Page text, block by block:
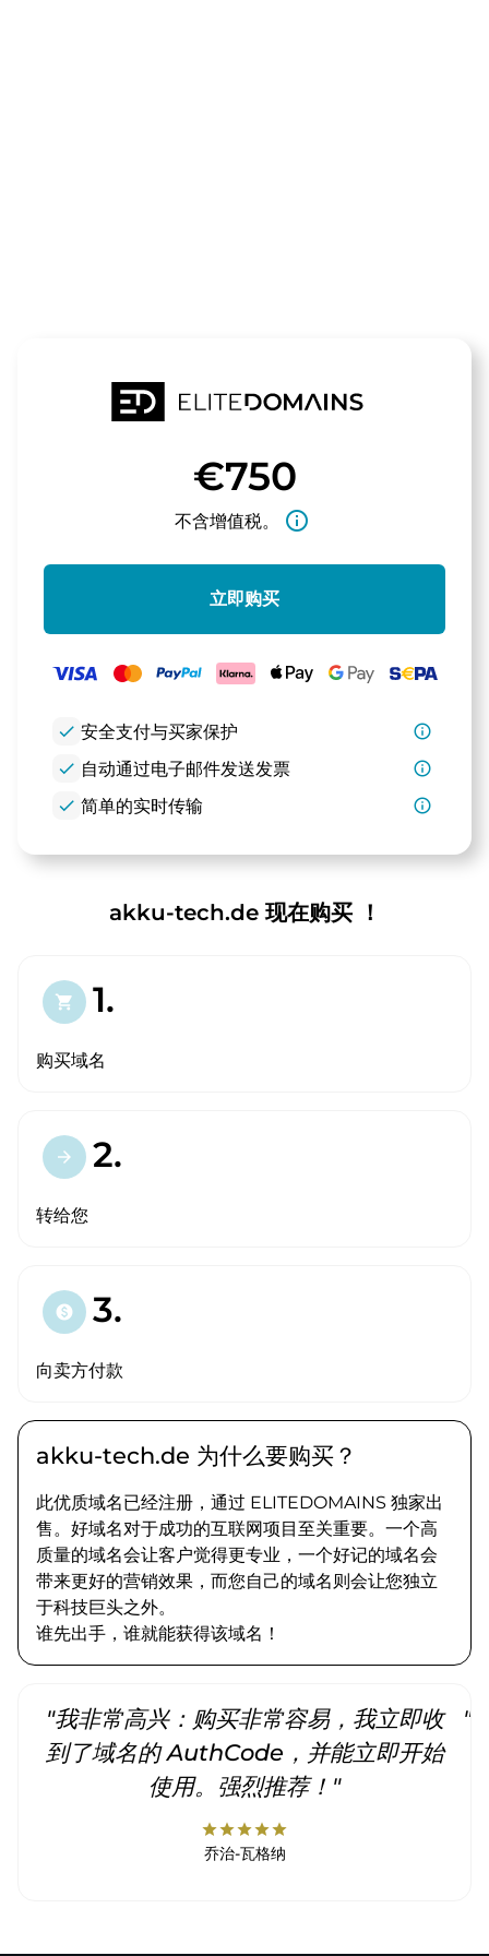
€750
不含增值税。 info_outline
立即购买
check 安全支付与买家保护
info_outline
check 自动通过电子邮件发送发票
info_outline
check 简单的实时传输 info_outline
akku-tech.de 现在购买 ！
shopping_cart 1.
购买域名
arrow_forward 2.
转给您
paid 3.
向卖方付款
akku-tech.de 为什么要购买？
此优质域名已经注册，通过 ELITEDOMAINS 独家出
售。好域名对于成功的互联网项目至关重要。一个高
质量的域名会让客户觉得更专业，一个好记的域名会
带来更好的营销效果，而您自己的域名则会让您独立
于科技巨头之外。
谁先出手，谁就能获得该域名！
"我非常高兴：购买非常容易，我立即收
到了域名的 AuthCode，并能立即开始
使用。强烈推荐！"
starstarstarstarstar
乔治-瓦格纳
"